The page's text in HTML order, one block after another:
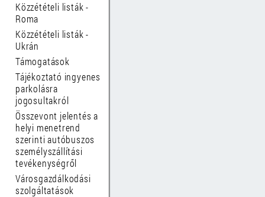
Közzétételi listák -
Roma
Közzétételi listák -
Ukrán
Támogatások
Tájékoztató ingyenes
parkolásra
jogosultakról
Összevont jelentés a
helyi menetrend
szerinti autóbuszos
személyszállítási
tevékenységről
Városgazdálkodási
szolgáltatások